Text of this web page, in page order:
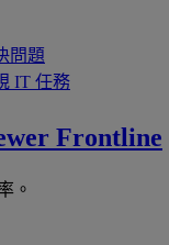
問題
IT 任務
Frontline
。